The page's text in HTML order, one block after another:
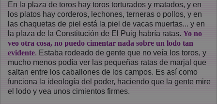
En la plaza de toros hay toros torturados y matados, y en
los platos hay corderos, lechones, terneras o pollos, y en
las chaquetas de piel está la piel de vacas muertas... y en
la plaza de la Constitución de El Puig habría ratas. Yo no
veo otra cosa, no puedo cimentar nada sobre un lodo tan
evidente. Estaba rodeado de gente que no veía los toros, y
mucho menos podía ver las pequeñas ratas de marjal que
saltan entre los caballones de los campos. Es así como
funciona la ideología del poder, haciendo que la gente mire
el lodo y vea unos cimientos firmes.